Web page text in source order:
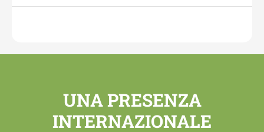
UNA PRESENZA
INTERNAZIONALE